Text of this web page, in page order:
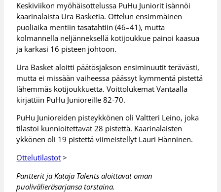
Keskiviikon myöhäisottelussa PuHu Juniorit isännöi
kaarinalaista Ura Basketia. Ottelun ensimmäinen
puoliaika mentiin tasatahtiin (46–41), mutta
kolmannella neljänneksellä kotijoukkue painoi kaasua
ja karkasi 16 pisteen johtoon.
Ura Basket aloitti päätösjakson ensiminuutit terävästi,
mutta ei missään vaiheessa päässyt kymmentä pistettä
lähemmäs kotijoukkuetta. Voittolukemat Vantaalla
kirjattiin PuHu Junioreille 82-70.
PuHu Junioreiden pisteykkönen oli Valtteri Leino, joka
tilastoi kunnioitettavat 28 pistettä. Kaarinalaisten
ykkönen oli 19 pistettä viimeistellyt Lauri Hänninen.
Ottelutilastot >
Pantterit ja Kataja Talents aloittavat oman
puolivälieräsarjansa torstaina.